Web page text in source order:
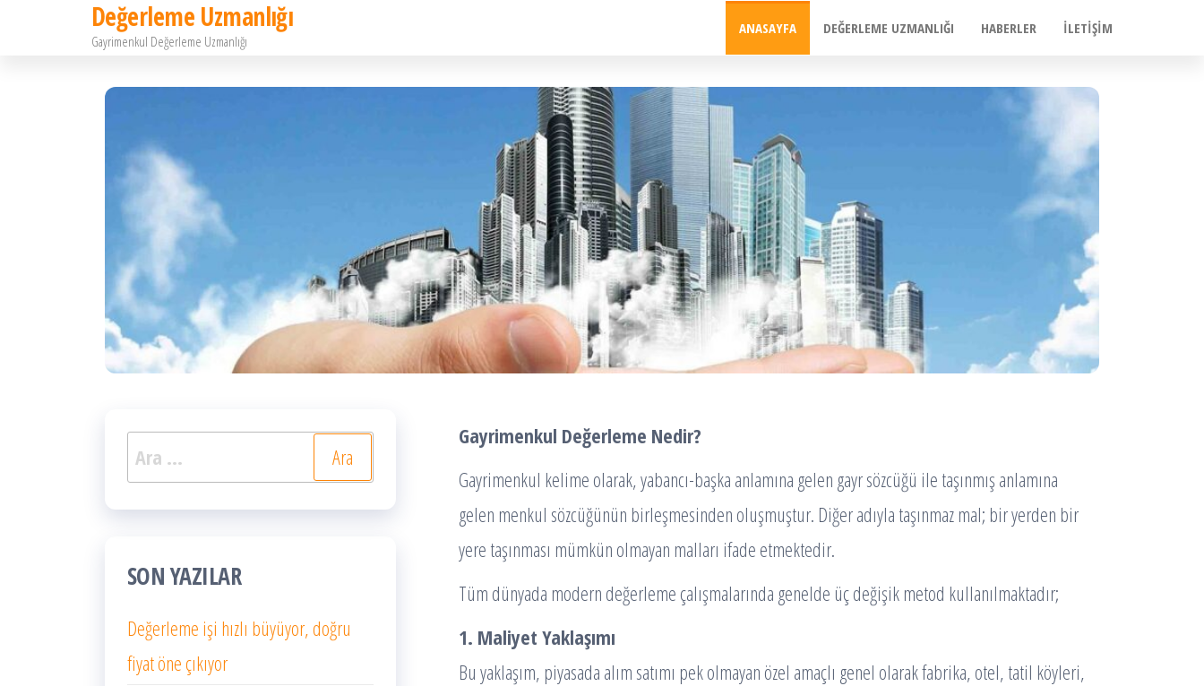
Değerleme Uzmanlığı
Gayrimenkul Değerleme Uzmanlığı
ANASAYFA DEĞERLEME UZMANLIĞI HABERLER İLETIŞIM
Gayrimenkul Değerleme Nedir?
Gayrimenkul kelime olarak, yabancı-başka anlamına gelen gayr sözcüğü ile taşınmış anlamına
gelen menkul sözcüğünün birleşmesinden oluşmuştur. Diğer adıyla taşınmaz mal; bir yerden bir
yere taşınması mümkün olmayan malları ifade etmektedir.
Tüm dünyada modern değerleme çalışmalarında genelde üç değişik metod kullanılmaktadır;
1. Maliyet Yaklaşımı
Bu yaklaşım, piyasada alım satımı pek olmayan özel amaçlı genel olarak fabrika, otel, tatil köyleri,
Arama:
SON YAZILAR
Değerleme işi hızlı büyüyor, doğru
fiyat öne çıkıyor